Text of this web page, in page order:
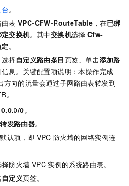
。
表 VPC-CFW-RouteTable ，在已绑
定交换机。其中交换机选择 Cfw-
。
择自定义路由条目页签。单击添加路
信息。关键配置项说明：本操作完成
方向的流量会通过子网路由表转发到
。
0。
转发路由器。
认项，即 VPC 防火墙的网络实例连
防火墙 VPC 实例的系统路由表。
自定义页签。